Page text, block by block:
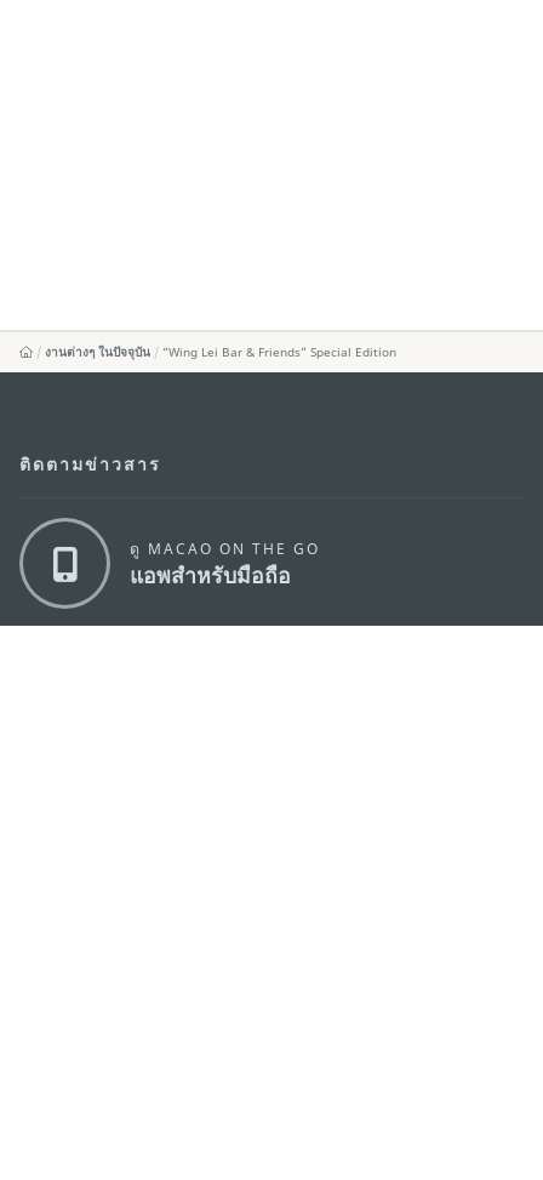
งานต่างๆ ในปัจจุบัน “Wing Lei Bar & Friends” Special Edition
ติดตามข่าวสาร
ดู MACAO ON THE GO
แอพสำหรับมือถือ